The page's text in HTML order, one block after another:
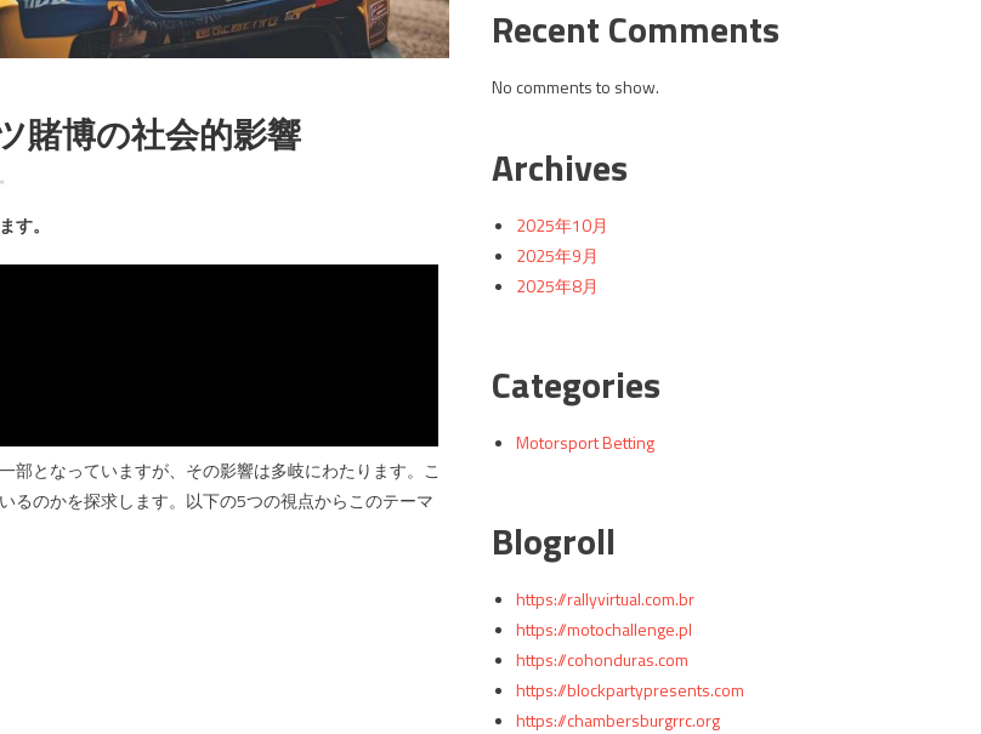
賭博の社会的影響
す。
となっていますが、その影響は多岐にわたります。こ
るのかを探求します。以下の5つの視点からこのテーマ
Recent Comments
No comments to show.
Archives
2025年10月
2025年9月
2025年8月
Categories
Motorsport Betting
Blogroll
https://rallyvirtual.com.br
https://motochallenge.pl
https://cohonduras.com
https://blockpartypresents.com
https://chambersburgrrc.org